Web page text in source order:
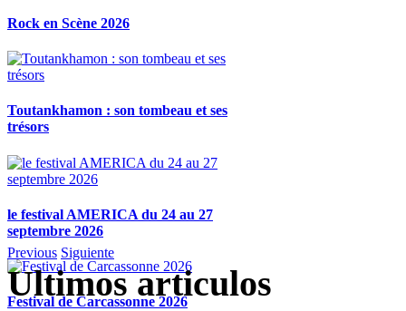
Rock en Scène 2026
Toutankhamon : son tombeau et ses
trésors
le festival AMERICA du 24 au 27
septembre 2026
Festival de Carcassonne 2026
Previous Siguiente
Ultimos articulos